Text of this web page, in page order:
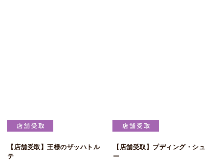
【店舗受取】王様のザッハトル
テ
【店舗受取】プディング・シュ
ー